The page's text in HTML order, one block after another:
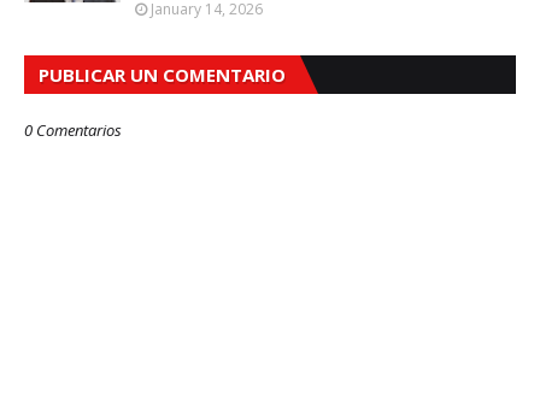
January 14, 2026
PUBLICAR UN COMENTARIO
0 Comentarios